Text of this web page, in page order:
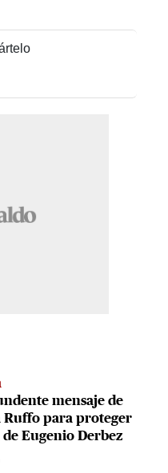
mensaje de
Ruffo para proteger
Eugenio Derbez